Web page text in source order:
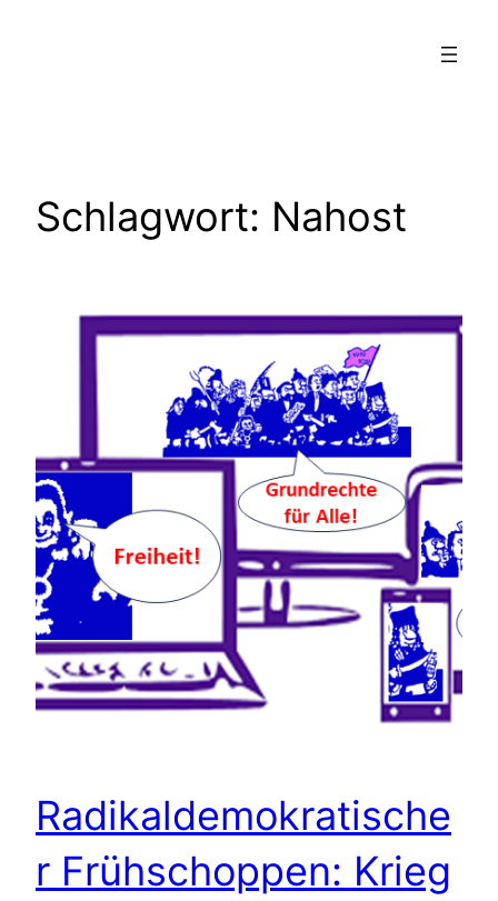
Schlagwort: Nahost
Radikaldemokratische
r Frühschoppen: Krieg